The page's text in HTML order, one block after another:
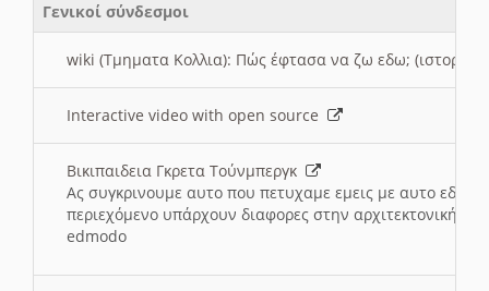
Γενικοί σύνδεσμοι
wiki (Τμηματα Κολλια): Πώς έφτασα να ζω εδω; (ιστορια)
Interactive video with open source
Βικιπαιδεια Γκρετα Τούνμπεργκ
Ας συγκρινουμε αυτο που πετυχαμε εμεις με αυτο εδω
περιεχόμενο υπάρχουν διαφορες στην αρχιτεκτονική
edmodo